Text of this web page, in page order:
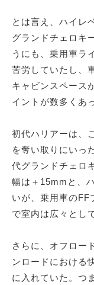
とは言え、ハイレ
グランドチェロキ
うにも、乗用車ラ
苦労していたし、
キャビンスペース
イントが数多くあ
初代ハリアーは、
を奪い取りにいっ
代グランドチェロ
幅は＋15mmと、
いが、乗用車のFF
で室内は広々とし
さらに、オフロー
ンロードにおける
に入れていた。つ